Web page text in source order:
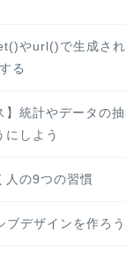
やurl()で生成され
る
】統計やデータの
にしよう
人の9つの習慣
ブデザインを作ろう